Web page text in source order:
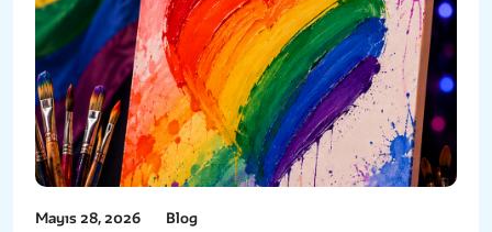
Mayıs 28, 2026 Blog